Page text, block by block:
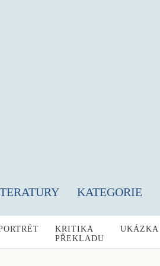
KATEGORIE
KRITIKA
PŘEKLADU
UKÁZKA